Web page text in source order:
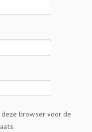
browser voor de